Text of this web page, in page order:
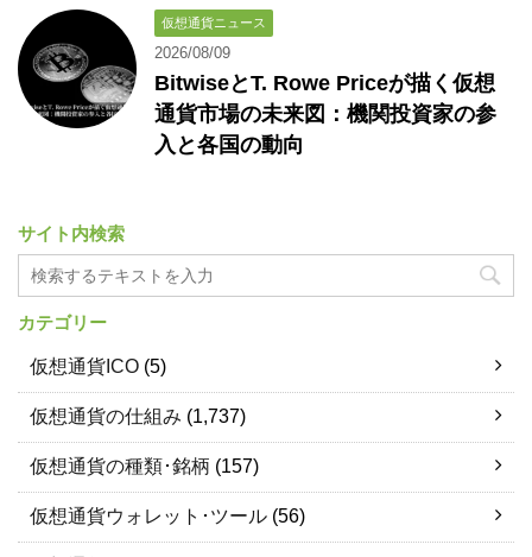
仮想通貨ニュース
2026/08/09
BitwiseとT. Rowe Priceが描く仮想
通貨市場の未来図：機関投資家の参
入と各国の動向
サイト内検索
カテゴリー
仮想通貨ICO (5)
仮想通貨の仕組み (1,737)
仮想通貨の種類･銘柄 (157)
仮想通貨ウォレット･ツール (56)